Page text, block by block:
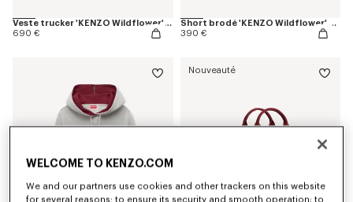
Veste trucker 'KENZO Wildflower' en denim japonais
690 €
Short brodé 'KENZO Wildflower' en denim japonais
390 €
Nouveauté
WELCOME TO KENZO.COM
We and our partners use cookies and other trackers on this website
for several reasons: to ensure its security and smooth operation; to